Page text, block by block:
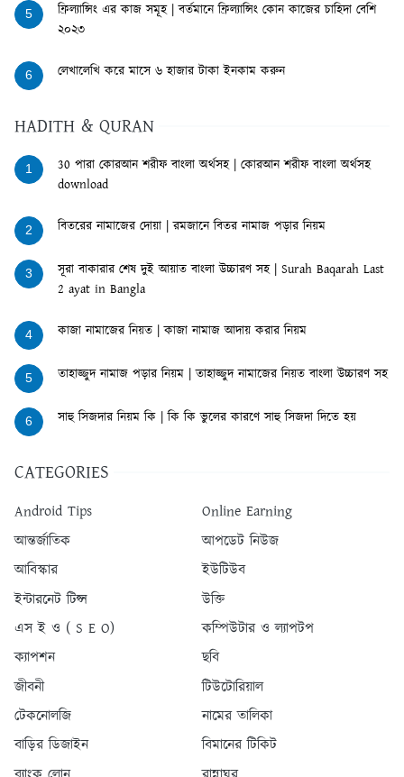
5
ফ্রিল্যান্সিং এর কাজ সমূহ | বর্তমানে ফ্রিল্যান্সিং কোন কাজের চাহিদা বেশি
২০২৩
6 লেখালেখি করে মাসে ৬ হাজার টাকা ইনকাম করুন
HADITH & QURAN
1
30 পারা কোরআন শরীফ বাংলা অর্থসহ | কোরআন শরীফ বাংলা অর্থসহ
download
2 বিতরের নামাজের দোয়া | রমজানে বিতর নামাজ পড়ার নিয়ম
3
সূরা বাকারার শেষ দুই আয়াত বাংলা উচ্চারণ সহ | Surah Baqarah Last
2 ayat in Bangla
4 কাজা নামাজের নিয়ত | কাজা নামাজ আদায় করার নিয়ম
5 তাহাজ্জুদ নামাজ পড়ার নিয়ম | তাহাজ্জুদ নামাজের নিয়ত বাংলা উচ্চারণ সহ
6 সাহু সিজদার নিয়ম কি | কি কি ভুলের কারণে সাহু সিজদা দিতে হয়
CATEGORIES
Android Tips
Online Earning
আন্তর্জাতিক
আপডেট নিউজ
আবিস্কার
ইউটিউব
ইন্টারনেট টিপ্স
উক্তি
এস ই ও ( S E O)
কম্পিউটার ও ল্যাপটপ
ক্যাপশন
ছবি
জীবনী
টিউটোরিয়াল
টেকনোলজি
নামের তালিকা
বাড়ির ডিজাইন
বিমানের টিকিট